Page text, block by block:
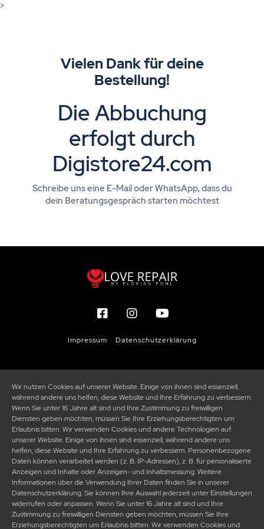
>
Vielen Dank für deine
Bestellung!
Die Abbuchung
erfolgt durch
Digistore24.com
Schreibe uns eine E-Mail oder WhatsApp, dass du
dein Beratungsgespräch starten möchtest
Impressum - Datenschutzerklärung
Wir nutzen Cookies auf unserer Website. Einige von ihnen sind essenziell,
während andere uns helfen, diese Website und Ihre Erfahrung zu verbessern.
Wenn Sie unter 16 Jahre alt sind und Ihre Zustimmung zu freiwilligen
Diensten geben möchten, müssen Sie Ihre Erziehungsberechtigten um
Erlaubnis bitten. Wir verwenden Cookies und andere Technologien auf
unserer Website. Einige von ihnen sind essenziell, während andere uns
helfen, diese Website und Ihre Erfahrung zu verbessern. Personenbezogene
Daten können verarbeitet werden (z. B. IP-Adressen), z. B. für personalisierte
Anzeigen und Inhalte oder Anzeigen- und Inhaltsmessung. Weitere
Informationen über die Verwendung Ihrer Daten finden Sie in unserer
Datenschutzerklärung. Sie können Ihre Auswahl jederzeit unter Einstellungen
widerrufen oder anpassen. Wenn Sie unter 16 Jahre alt sind und Ihre
Zustimmung zu freiwilligen Diensten geben möchten, müssen Sie Ihre
Erziehungsberechtigten um Erlaubnis bitten. Wir verwenden Cookies und